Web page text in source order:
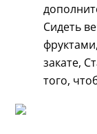
Сидеть
закате,
того,